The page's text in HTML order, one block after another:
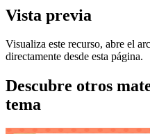
Vista previa
Visualiza este recurso, abre el
directamente desde esta página.
Descubre otros
tema